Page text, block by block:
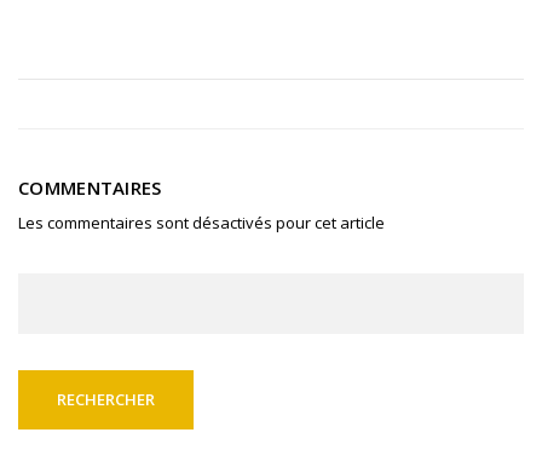
COMMENTAIRES
Les commentaires sont désactivés pour cet article